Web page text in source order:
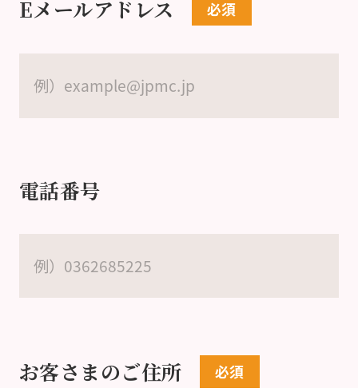
Eメールアドレス
電話番号
お客さまのご住所